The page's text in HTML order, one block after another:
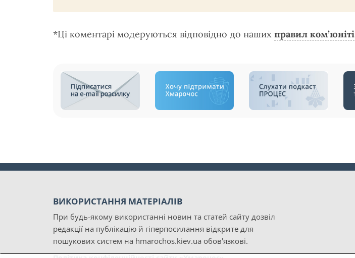
*Ці коментарі модеруються відповідно до наших правил ком’юніті
ВИКОРИСТАННЯ МАТЕРІАЛІВ
При будь-якому використанні новин та статей сайту дозвіл
редакції на публікацію й гіперпосилання відкрите для
пошукових систем на hmarochos.kiev.ua обов'язкові.